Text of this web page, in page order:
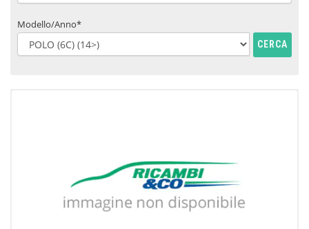
Modello/Anno*
CERCA